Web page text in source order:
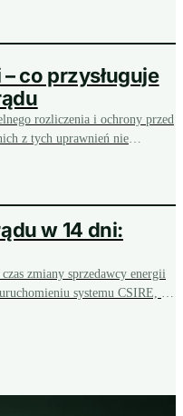
co przysługuje
rozliczenia i ochrony przed
z tych uprawnień nie
energii i jak wykorzystać
w 14 dni:
zmiany sprzedawcy energii
systemu CSIRE, a
14 dni od ogłoszenia w